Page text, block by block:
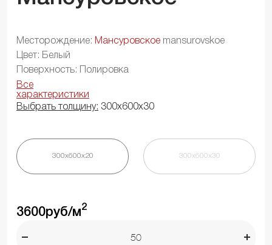
Месторождение: Мансуровское mansurovskoe
Цвет: Белый
Поверхность: Полировка
Все
характеристики
Выбрать толщину: 300х600х30
300х600х20 300х600х30
3600руб/м2